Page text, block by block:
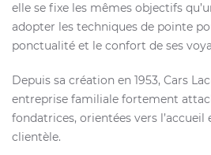
elle se fixe les mêmes objectifs
adopter les techniques de pointe
ponctualité et le confort de ses
Depuis sa création en 1953, Cars
entreprise familiale fortement
fondatrices, orientées vers l’accueil
clientèle.